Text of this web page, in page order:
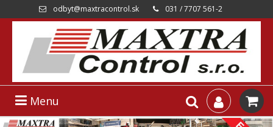
odbyt@maxtracontrol.sk 031 / 7707 561-2
Menu